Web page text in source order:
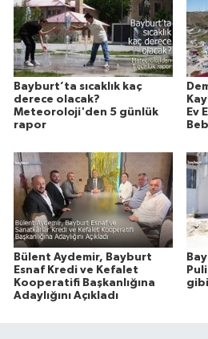
Bayburt’ta sıcaklık kaç
derece olacak?
Meteoroloji'den 5 günlük
rapor
Ev
Bülent Aydemir, Bayburt
Esnaf Kredi ve Kefalet
Kooperatifi Başkanlığına
Adaylığını Açıkladı